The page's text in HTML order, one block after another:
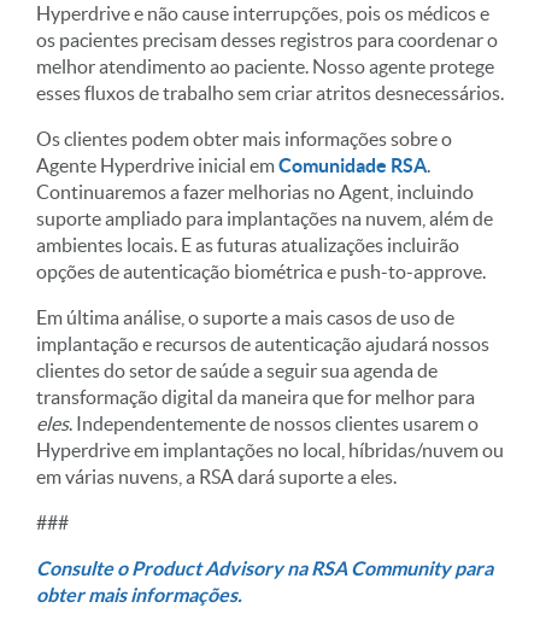
Hyperdrive e não cause interrupções, pois os médicos e
os pacientes precisam desses registros para coordenar o
melhor atendimento ao paciente. Nosso agente protege
esses fluxos de trabalho sem criar atritos desnecessários.
Os clientes podem obter mais informações sobre o
Agente Hyperdrive inicial emComunidade RSA
Continuaremos a fazer melhorias no Agent, incluindo
suporte ampliado para implantações na nuvem, além de
ambientes locais. E as futuras atualizações incluirão
opções de autenticação biométrica e push-to-approve.
Em última análise, o suporte a mais casos de uso de
implantação e recursos de autenticação ajudará nossos
clientes do setor de saúde a seguir sua agenda de
transformação digital da maneira que for melhor para
eles. Independentemente de nossos clientes usarem o
Hyperdrive em implantações no local, híbridas/nuvem ou
em várias nuvens, a RSA dará suporte a eles.
###
Consulte o Product Advisory na RSA Community para
obter mais informações.